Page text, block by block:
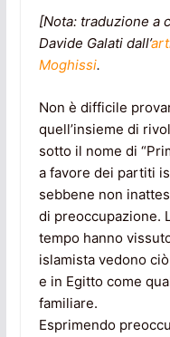
[Nota: traduzione a
Davide Galati dall’
Moghissi.
Non è difficile
quell’insieme di
sotto il nome di
a favore dei partiti
sebbene non
di preoccupazione.
tempo hanno
islamista vedono
e in Egitto come
familiare.
Esprimendo